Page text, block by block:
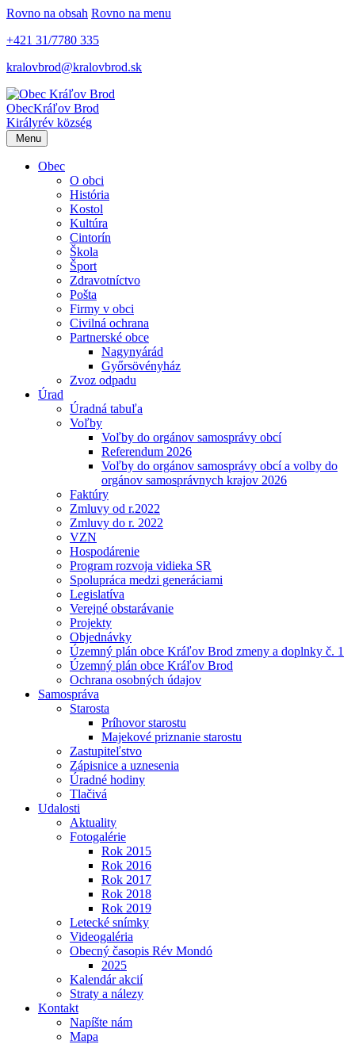
Rovno na obsah Rovno na menu
+421 31/7780 335
kralovbrod@kralovbrod.sk
ObecKráľov Brod
Királyrév község
Menu
Obec
O obci
História
Kostol
Kultúra
Cintorín
Škola
Šport
Zdravotníctvo
Pošta
Firmy v obci
Civilná ochrana
Partnerské obce
Nagynyárád
Győrsövényház
Zvoz odpadu
Úrad
Úradná tabuľa
Voľby
Voľby do orgánov samosprávy obcí
Referendum 2026
Voľby do orgánov samosprávy obcí a volby do
orgánov samosprávnych krajov 2026
Faktúry
Zmluvy od r.2022
Zmluvy do r. 2022
VZN
Hospodárenie
Program rozvoja vidieka SR
Spolupráca medzi generáciami
Legislatíva
Verejné obstarávanie
Projekty
Objednávky
Územný plán obce Kráľov Brod zmeny a doplnky č. 1
Územný plán obce Kráľov Brod
Ochrana osobných údajov
Samospráva
Starosta
Príhovor starostu
Majekové priznanie starostu
Zastupiteľstvo
Zápisnice a uznesenia
Úradné hodiny
Tlačivá
Udalosti
Aktuality
Fotogalérie
Rok 2015
Rok 2016
Rok 2017
Rok 2018
Rok 2019
Letecké snímky
Videogaléria
Obecný časopis Rév Mondó
2025
Kalendár akcií
Straty a nálezy
Kontakt
Napíšte nám
Mapa